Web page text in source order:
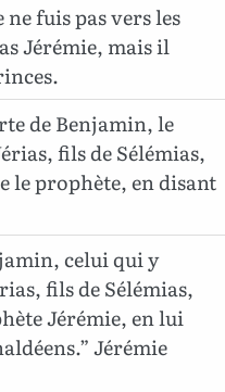
fuis pas vers les
Jérémie, mais il
de Benjamin, le
fils de Sélémias,
le prophète, en disant
celui qui y
fils de Sélémias,
Jérémie, en lui
Jérémie